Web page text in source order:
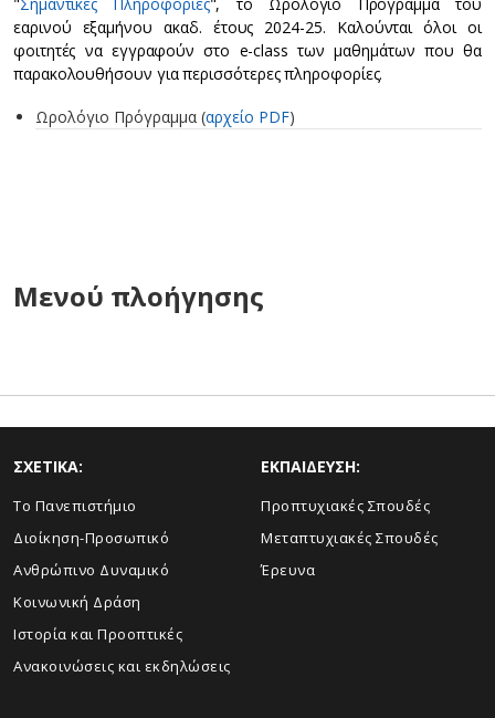
εαρινού εξαμήνου ακαδ. έτους 2024-25. Καλούνται όλοι οι
φοιτητές να εγγραφούν στο e-class των μαθημάτων που θα
παρακολουθήσουν για περισσότερες πληροφορίες.
Ωρολόγιο Πρόγραμμα (αρχείο PDF)
Μενού πλοήγησης
ΣΧΕΤΙΚΑ:
Το Πανεπιστήμιο
Διοίκηση-Προσωπικό
Ανθρώπινο Δυναμικό
Κοινωνική Δράση
Ιστορία και Προοπτικές
Ανακοινώσεις και εκδηλώσεις
ΕΚΠΑΙΔΕΥΣΗ:
Προπτυχιακές Σπουδές
Μεταπτυχιακές Σπουδές
Έρευνα